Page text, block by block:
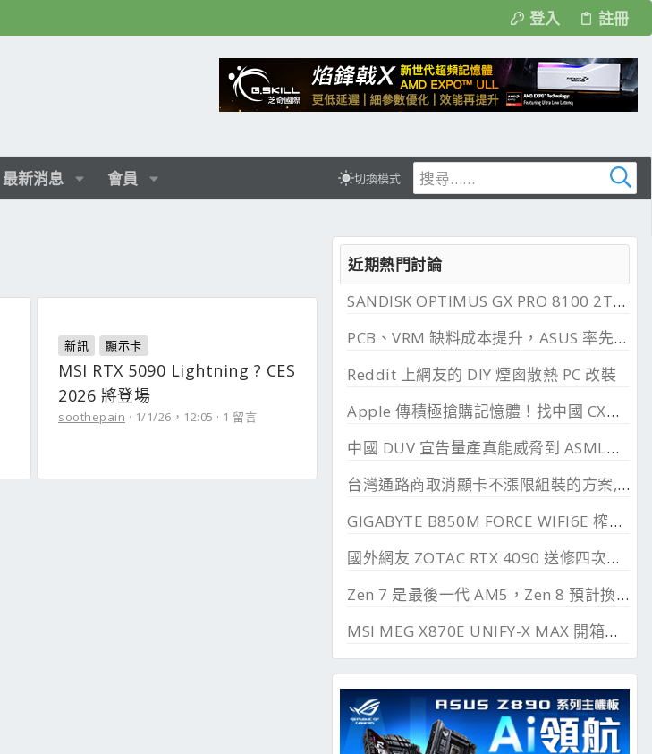
登入 註冊
最新消息 會員 切換模式
新訊 顯示卡
MSI RTX 5090 Lightning ? CES
2026 將登場
soothepain 1/1/26，12:05 1 留言
近期熱門討論
SANDISK OPTIMUS GX PRO 8100 2TB 與 850X 2TB 開箱, PCIe 5.0 與 4.0 效能比較
PCB、VRM 缺料成本提升，ASUS 率先調漲主機板
Reddit 上網友的 DIY 煙囪散熱 PC 改裝
Apple 傳積極搶購記憶體！找中國 CXMT 談價格碰壁
中國 DUV 宣告量產真能威脅到 ASML？外媒稱相差甚遠
台灣通路商取消顯卡不漲限組裝的方案, 直漲 20~45%
GIGABYTE B850M FORCE WIFI6E 榨乾長鑫24G DDR
國外網友 ZOTAC RTX 4090 送修四次最後換來 RTX 5090
Zen 7 是最後一代 AM5，Zen 8 預計換上 AM6 支援 DDR6、PCIe 6.0
MSI MEG X870E UNIFY-X MAX 開箱測試, 2 DIMM 的超頻優化